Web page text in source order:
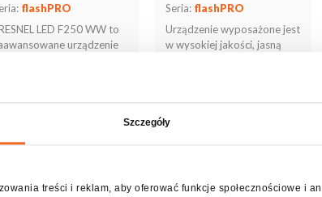
Szczegóły
treści i reklam, aby oferować funkcje społecznościowe i
flashPRO
LED F250 WW to
urządzenie
Seria: flashPRO
Urządzenie wyposażone jest
w wysokiej jakości, jasną